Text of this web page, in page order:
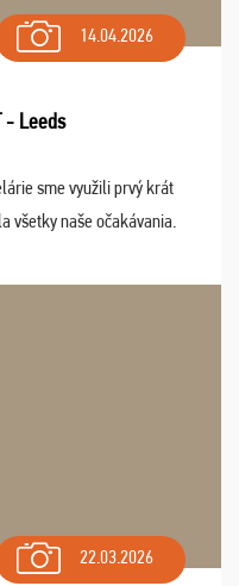
14.04.2026
- Leeds
sme využili prvý krát
všetky naše očakávania.
...
22.03.2026